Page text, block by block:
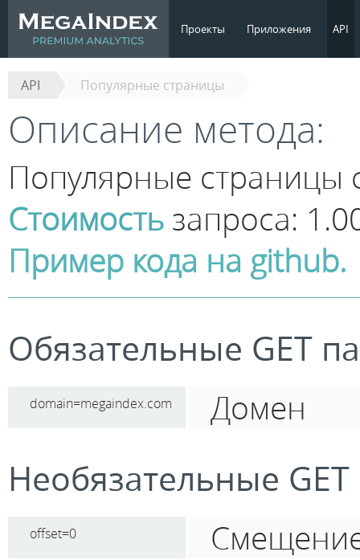
Проекты Приложения API
API Популярные страницы
Описание метода:
Популярные страницы
Стоимость запроса:
Пример кода на github.
Обязательные GET
domain=megaindex.com Домен
Необязательные
offset=0